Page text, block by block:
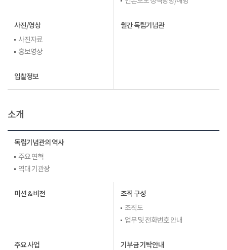
사진/영상
사진자료
홍보영상
월간 독립기념관
입찰정보
소개
독립기념관의 역사
주요 연혁
역대 기관장
미션 & 비전 조직 구성
조직도
업무 및 전화번호 안내
주요 사업 기부금 기탁안내